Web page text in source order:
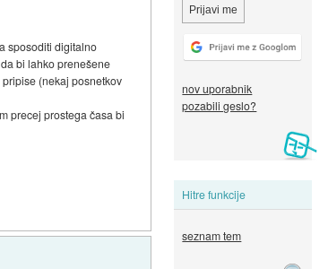
nov uporabnik
pozabili geslo?
Hitre funkcije
seznam tem
sposoditi digitalno
bi lahko prenešene
(nekaj posnetkov
precej prostega časa bi